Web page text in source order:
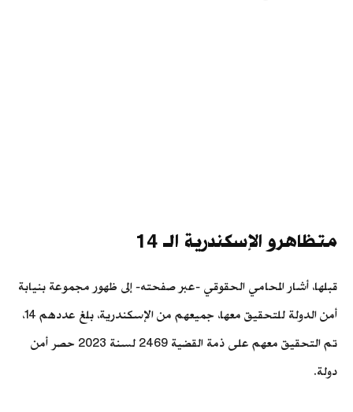
متظاهرو الإسكندرية الـ 14
قبلها، أشار المحامي الحقوقي -عبر صفحته- إلى ظهور مجموعة بنيابة
أمن الدولة للتحقيق معها، جميعهم من الإسكندرية، بلغ عددهم 14،
تم التحقيق معهم على ذمة القضية 2469 لسنة 2023 حصر أمن
دولة.